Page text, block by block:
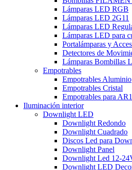
Lámparas LED RGB
Lámparas LED 2G11
Lámparas LED
Lámparas LED para
Portalámparas y
Detectores de
Lámparas Bombillas
Empotrables
Empotrables Aluminio
Empotrables Cristal
Empotrables para
Iluminación interior
Downlight LED
Downlight Redondo
Downlight Cuadrado
Discos Led para
Downlight Panel
Downlight Led 12-
Downlight LED